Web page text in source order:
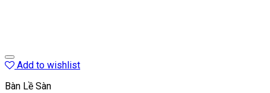
Add to wishlist
Bàn Lề Sàn